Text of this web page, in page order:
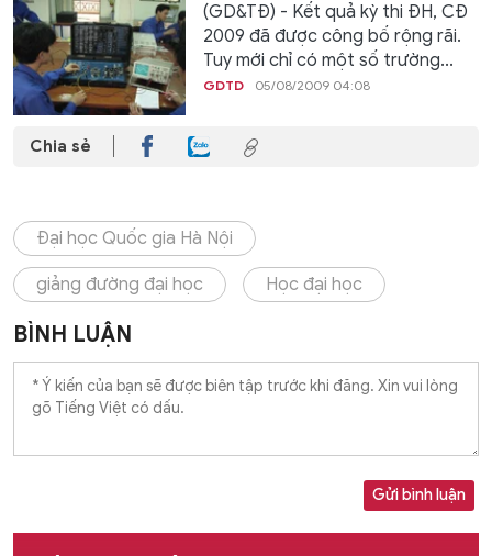
(GD&TĐ) - Kết quả kỳ thi ĐH, CĐ
2009 đã được công bố rộng rãi.
Tuy mới chỉ có một số trường...
GDTD 05/08/2009 04:08
Chia sẻ
Đại học Quốc gia Hà Nội
giảng đường đại học Học đại học
BÌNH LUẬN
Gửi bình luận